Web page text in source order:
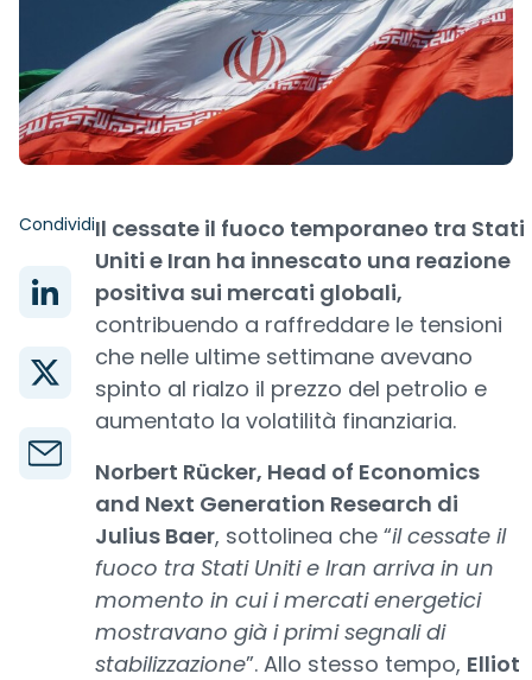
CondividiIl cessate il fuoco temporaneo tra Stati
Uniti e Iran ha innescato una reazione
positiva sui mercati globali,
contribuendo a raffreddare le tensioni
che nelle ultime settimane avevano
spinto al rialzo il prezzo del petrolio e
aumentato la volatilità finanziaria.
Norbert Rücker, Head of Economics
and Next Generation Research di
Julius Baer, sottolinea che “il cessate il
fuoco tra Stati Uniti e Iran arriva in un
momento in cui i mercati energetici
mostravano già i primi segnali di
stabilizzazione”. Allo stesso tempo, Elliot